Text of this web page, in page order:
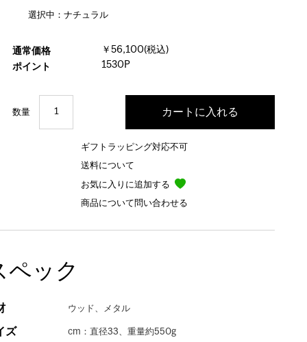
選択中：ナチュラル
通常価格
￥56,100(税込)
ポイント
1530P
数量
ギフトラッピング対応不可
送料について
お気に入りに追加する
商品について問い合わせる
ペック
ウッド、メタル
ズ cm：直径33、重量約550g